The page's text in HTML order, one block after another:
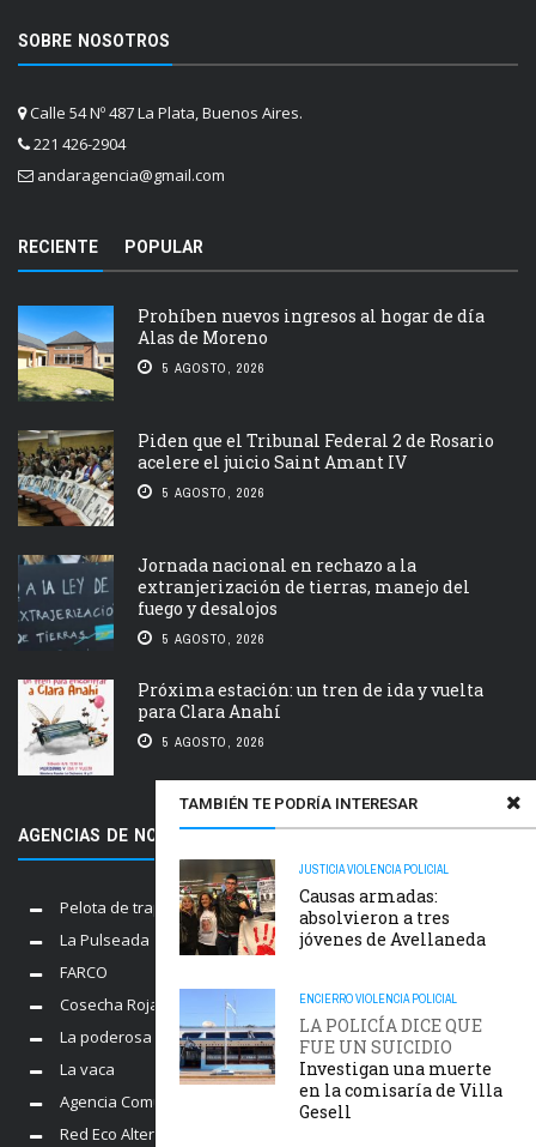
TAMBIÉN TE PODRÍA INTERESAR
JUSTICIAVIOLENCIA POLICIAL
Causas armadas:
absolvieron a tres
jóvenes de Avellaneda
ENCIERROVIOLENCIA POLICIAL
LA POLICÍA DICE QUE
FUE UN SUICIDIO
Investigan una muerte
en la comisaría de Villa
Gesell
SOBRE NOSOTROS
Calle 54 Nº 487 La Plata, Buenos Aires.
221 426-2904
andaragencia@gmail.com
RECIENTE POPULAR
Prohíben nuevos ingresos al hogar de día
Alas de Moreno
5 AGOSTO, 2026
Piden que el Tribunal Federal 2 de Rosario
acelere el juicio Saint Amant IV
5 AGOSTO, 2026
Jornada nacional en rechazo a la
extranjerización de tierras, manejo del
fuego y desalojos
5 AGOSTO, 2026
Próxima estación: un tren de ida y vuelta
para Clara Anahí
5 AGOSTO, 2026
AGENCIAS DE NOTICIAS AMIGAS
Pelota de trapo
La Pulseada
FARCO
Cosecha Roja
La poderosa
La vaca
Agencia Comunica
Red Eco Alternativo